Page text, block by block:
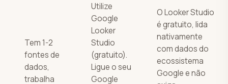
Tem 1-2
fontes de
dados,
trabalha
Utilize
Google
Looker
Studio
(gratuito).
Ligue o seu
Google
O Looker Studio
é gratuito, lida
nativamente
com dados do
ecossistema
Google e não